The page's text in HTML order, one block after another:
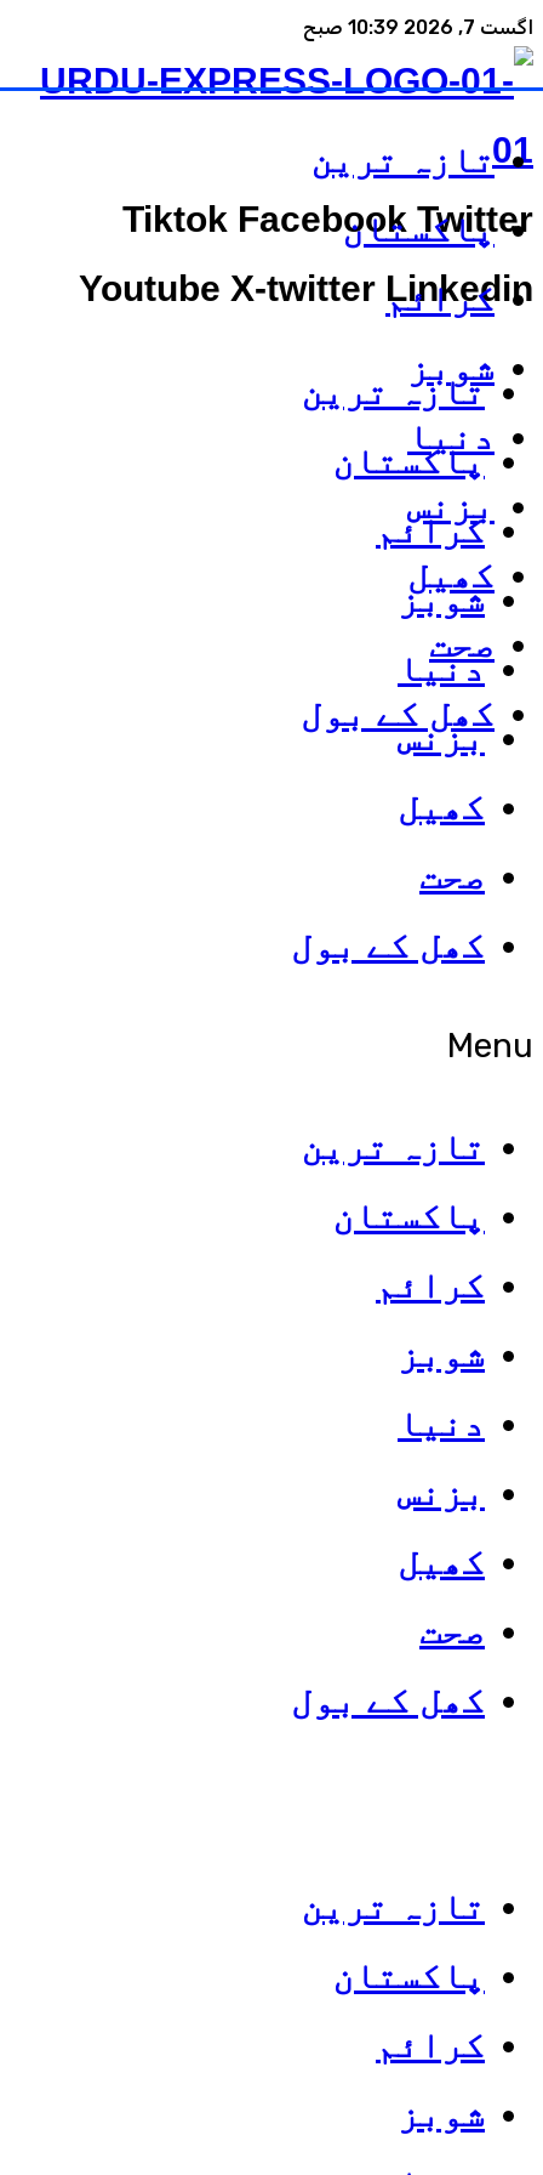
اگست 7, 2026 10:39 صبح
Tiktok Facebook Twitter
Youtube X-twitter Linkedin
تازہ ترین
پاکستان
کرائم
شوبز
دنیا
بزنس
کھیل
صحت
کھل کے بول
Menu
تازہ ترین
پاکستان
کرائم
شوبز
دنیا
بزنس
کھیل
صحت
کھل کے بول
تازہ ترین
پاکستان
کرائم
شوبز
تازہ ترین
پاکستان
کرائم
شوبز
دنیا
بزنس
کھیل
صحت
کھل کے بول
Categories
Top News